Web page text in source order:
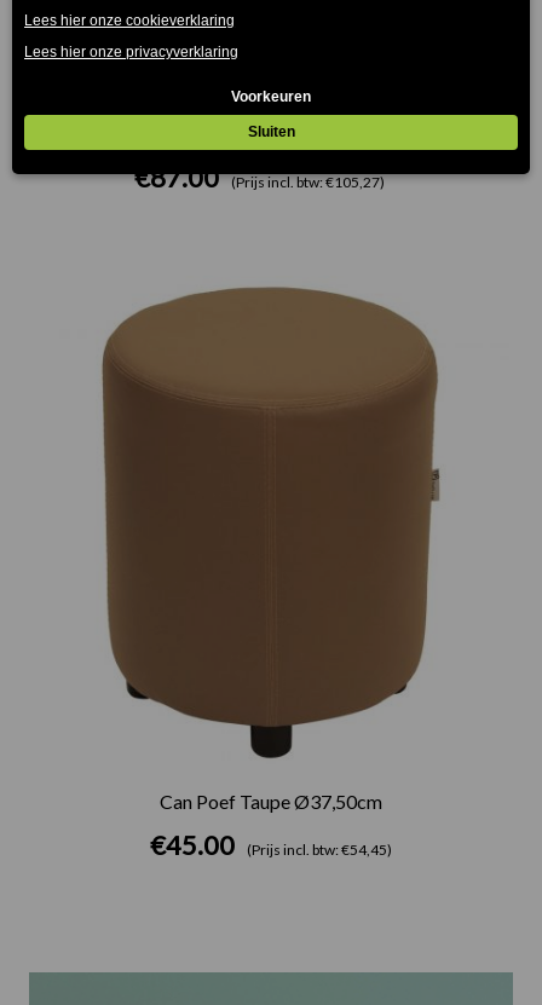
Brick Poef Licht Bruin 78x39cm
€87.00 (Prijs incl. btw: €105,27)
Can Poef Taupe Ø37,50cm
€45.00 (Prijs incl. btw: €54,45)